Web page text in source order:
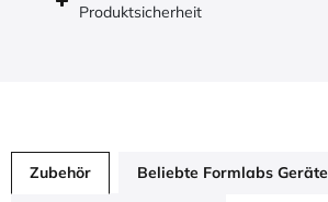
Produktsicherheit
Zubehör Beliebte Formlabs Geräte